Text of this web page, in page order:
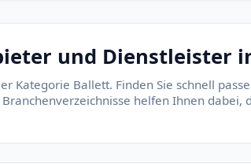
und Dienstleister
Kategorie Ballett. Finden Sie schnell
helfen Ihnen